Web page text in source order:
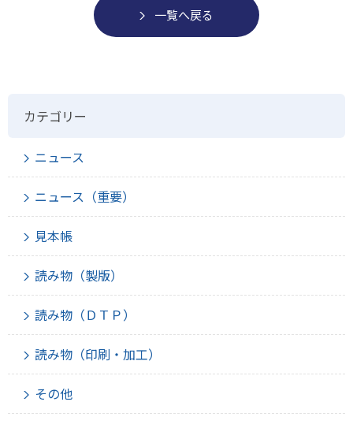
一覧へ戻る
カテゴリー
ニュース
ニュース（重要）
見本帳
読み物（製版）
読み物（ＤＴＰ）
読み物（印刷・加工）
その他